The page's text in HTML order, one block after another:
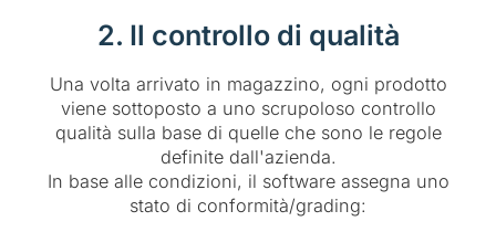
2. Il controllo di qualità
Una volta arrivato in magazzino, ogni prodotto
viene sottoposto a uno scrupoloso controllo
qualità sulla base di quelle che sono le regole
definite dall'azienda.
In base alle condizioni, il software assegna uno
stato di conformità/grading: